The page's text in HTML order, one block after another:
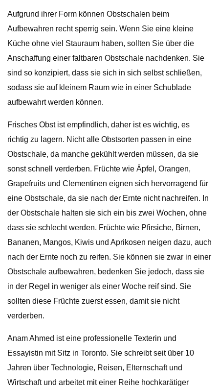
Aufgrund ihrer Form können Obstschalen beim
Aufbewahren recht sperrig sein. Wenn Sie eine kleine
Küche ohne viel Stauraum haben, sollten Sie über die
Anschaffung einer faltbaren Obstschale nachdenken. Sie
sind so konzipiert, dass sie sich in sich selbst schließen,
sodass sie auf kleinem Raum wie in einer Schublade
aufbewahrt werden können.
Frisches Obst ist empfindlich, daher ist es wichtig, es
richtig zu lagern. Nicht alle Obstsorten passen in eine
Obstschale, da manche gekühlt werden müssen, da sie
sonst schnell verderben. Früchte wie Äpfel, Orangen,
Grapefruits und Clementinen eignen sich hervorragend für
eine Obstschale, da sie nach der Ernte nicht nachreifen. In
der Obstschale halten sie sich ein bis zwei Wochen, ohne
dass sie schlecht werden. Früchte wie Pfirsiche, Birnen,
Bananen, Mangos, Kiwis und Aprikosen neigen dazu, auch
nach der Ernte noch zu reifen. Sie können sie zwar in einer
Obstschale aufbewahren, bedenken Sie jedoch, dass sie
in der Regel in weniger als einer Woche reif sind. Sie
sollten diese Früchte zuerst essen, damit sie nicht
verderben.
Anam Ahmed ist eine professionelle Texterin und
Essayistin mit Sitz in Toronto. Sie schreibt seit über 10
Jahren über Technologie, Reisen, Elternschaft und
Wirtschaft und arbeitet mit einer Reihe hochkarätiger